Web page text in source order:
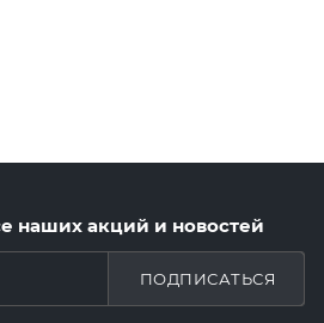
наших акций и новостей
ПОДПИСАТЬСЯ